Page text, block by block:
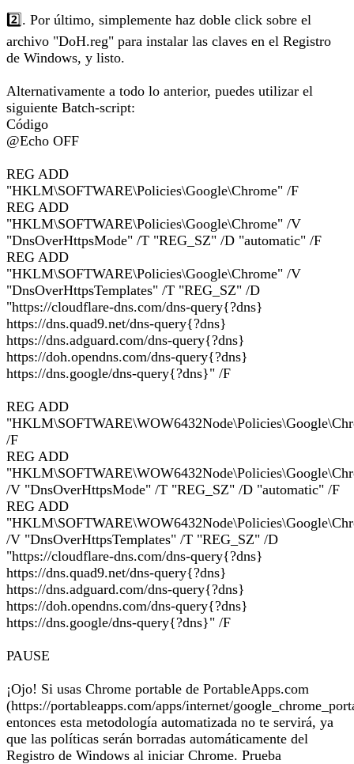
2️⃣. Por último, simplemente haz doble click sobre el
archivo "DoH.reg" para instalar las claves en el Registro
de Windows, y listo.
Alternativamente a todo lo anterior, puedes utilizar el
siguiente Batch-script:
Código
@Echo OFF
REG ADD
"HKLM\SOFTWARE\Policies\Google\Chrome" /F
REG ADD
"HKLM\SOFTWARE\Policies\Google\Chrome" /V
"DnsOverHttpsMode" /T "REG_SZ" /D "automatic" /F
REG ADD
"HKLM\SOFTWARE\Policies\Google\Chrome" /V
"DnsOverHttpsTemplates" /T "REG_SZ" /D
"https://cloudflare-dns.com/dns-query{?dns}
https://dns.quad9.net/dns-query{?dns}
https://dns.adguard.com/dns-query{?dns}
https://doh.opendns.com/dns-query{?dns}
https://dns.google/dns-query{?dns}" /F
REG ADD
/F
REG ADD
/V "DnsOverHttpsMode" /T "REG_SZ" /D "automatic" /F
REG ADD
/V "DnsOverHttpsTemplates" /T "REG_SZ" /D
"https://cloudflare-dns.com/dns-query{?dns}
https://dns.quad9.net/dns-query{?dns}
https://dns.adguard.com/dns-query{?dns}
https://doh.opendns.com/dns-query{?dns}
https://dns.google/dns-query{?dns}" /F
PAUSE
¡Ojo! Si usas Chrome portable de PortableApps.com
(https://portableapps.com/apps/internet/
entonces esta metodología automatizada no te servirá, ya
que las políticas serán borradas automáticamente del
Registro de Windows al iniciar Chrome. Prueba